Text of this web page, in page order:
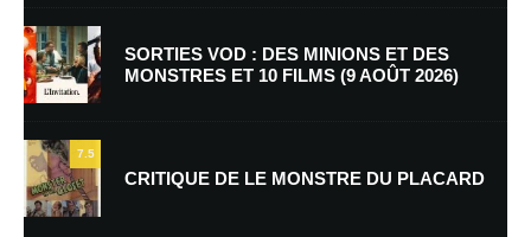
Enregistrer mon nom, mon e-mail et mon site dans le navigateur pour
mon prochain commentaire.
Prévenez-moi de tous les nouveaux commentaires par e-mail.
Prévenez-moi de tous les nouveaux articles par e-mail.
SORTIES VOD : DES MINIONS ET DES
MONSTRES ET 10 FILMS (9 AOÛT 2026)
7.5
CRITIQUE DE LE MONSTRE DU PLACARD